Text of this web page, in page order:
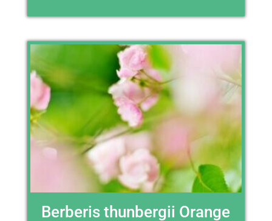
Berberis thunbergii Orange